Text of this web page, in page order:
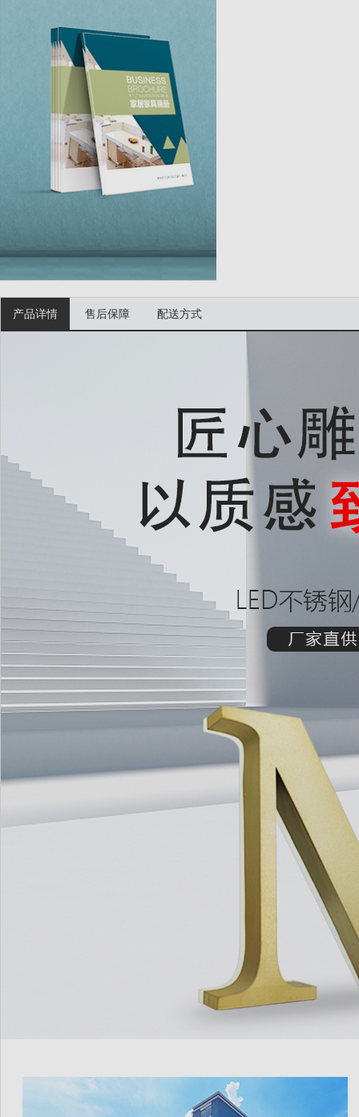
产品详情 售后保障 配送方式